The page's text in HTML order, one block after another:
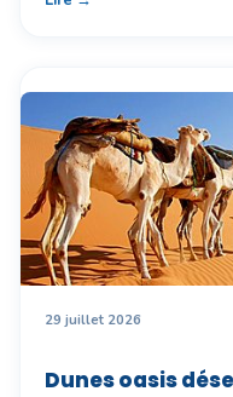
29 juillet 2026
Dunes oasis